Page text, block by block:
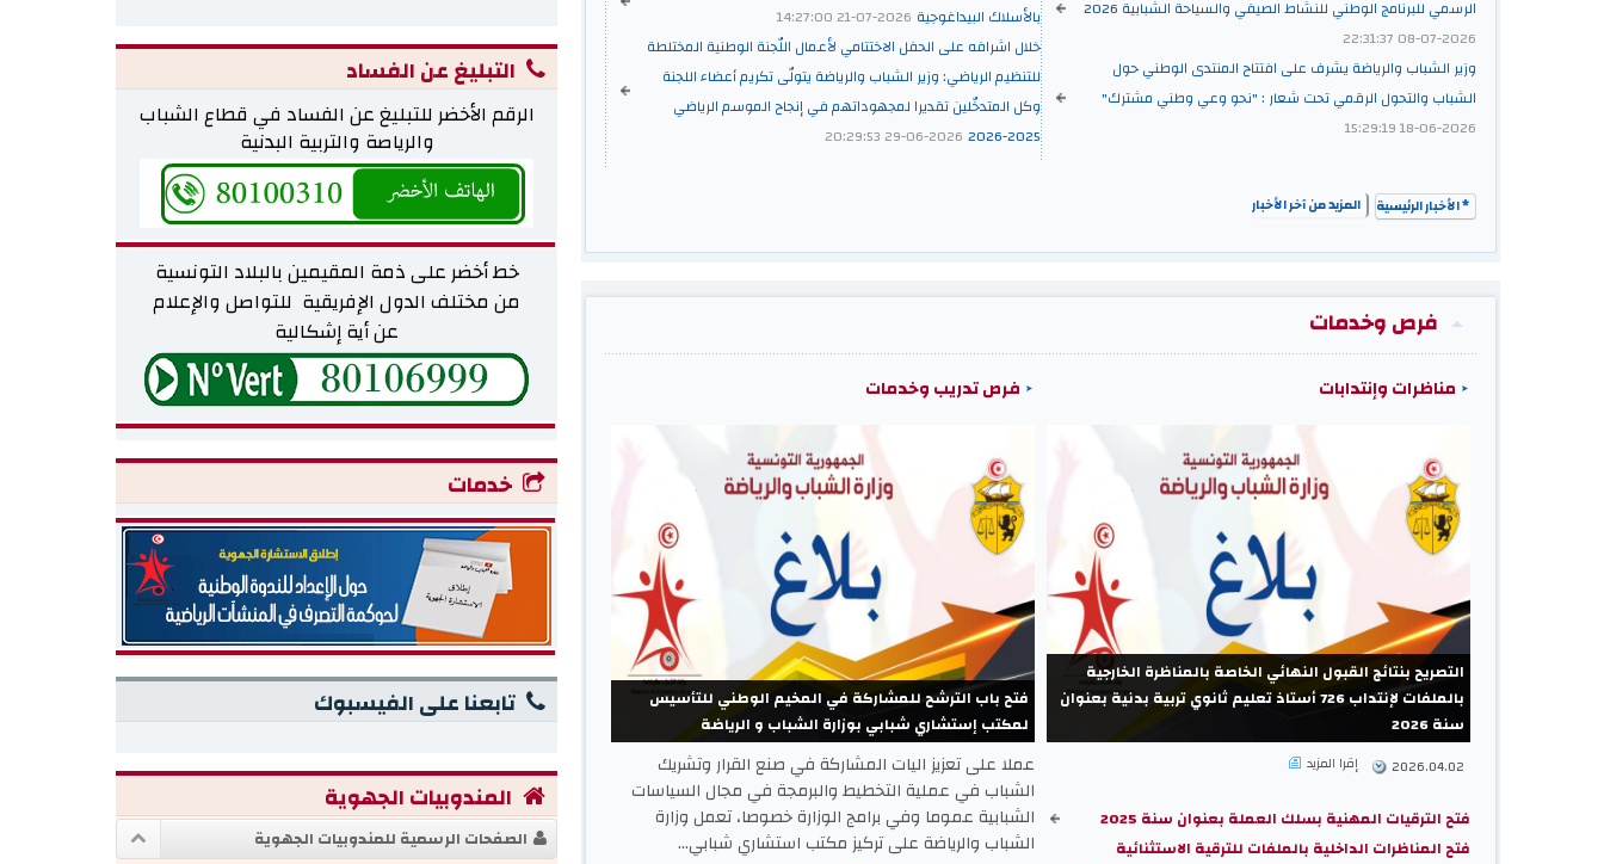
بالأسلاك البيداغوجية 2026-07-21 14:27:00
خلال اشرافه على الحفل الاختتامي لأعمال اللّجنة الوطنية المختلطة
للتنظيم الرياضي: وزير الشباب والرياضة يتولّى تكريم أعضاء اللجنة
وكل المتدخّلين تقديرا لمجهوداتهم في إنجاح الموسم الرياضي
2025-2026
2026-06-29 20:29:53
الرسمي للبرنامج الوطني للنشاط الصيفي والسياحة الشبابية 2026
2026-07-08 22:31:37
وزير الشباب والرياضة يشرف على افتتاح المنتدى الوطني حول
الشباب والتحول الرقمي تحت شعار : "نحو وعي وطني مشترك"
2026-06-18 15:29:19
* الأخبار الرئيسية المزيد من آخر الأخبار
فرص وخدمات
فرص تدريب وخدمات
فتح باب الترشح للمشاركة في المخيم الوطني للتأسيس
لمكتب إستشاري شبابي بوزارة الشباب و الرياضة
عملا على تعزيز اليات المشاركة في صنع القرار وتشريك
الشباب في عملية التخطيط والبرمجة في مجال السياسات
الشبابية عموما وفي برامج الوزارة خصوصا، تعمل وزارة
الشباب والرياضة على تركيز مكتب استشاري شبابي...
مناظرات وإنتدابات
التصريح بنتائج القبول النهائي الخاصة بالمناظرة الخارجية
بالملفات لإنتداب 726 أستاذ تعليم ثانوي تربية بدنية بعنوان
سنة 2026
2026.04.02 إقرا المزيد
فتح الترقيات المهنية بسلك العملة بعنوان سنة 2025
فتح المناظرات الداخلية بالملفات للترقية الاستثنائية
التبليغ عن الفساد
الرقم الأخضر للتبليغ عن الفساد في قطاع الشباب
والرياصة والتربية البدنية
خط أخضر على ذمة المقيمين بالبلاد التونسية
من مختلف الدول الإفريقية للتواصل والإعلام
عن أية إشكالية
خدمات
تابعنا على الفيسبوك
المندوبيات الجهوية
الصفحات الرسمية للمندوبيات الجهوية